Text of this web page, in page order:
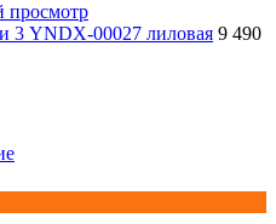
просмотр
3 YNDX-00027 лиловая 9 490